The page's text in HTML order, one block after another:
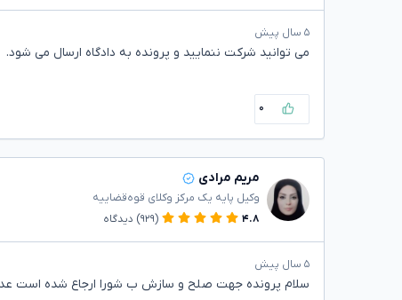
۵ سال پیش
می توانید شرکت ننمایید و پرونده به دادگاه ارسال می شود.
۰
مریم مرادی
وکیل پایه یک مرکز وکلای قوه‌قضاییه
۴.۸
(۹۲۹) دیدگاه
۵ سال پیش
سلام پرونده جهت صلح و سازش ب شورا ارجاع شده است